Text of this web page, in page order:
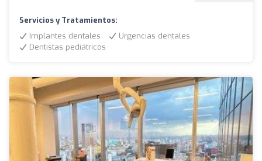
Servicios y Tratamientos:
Implantes dentales
Urgencias dentales
Dentistas pediátricos